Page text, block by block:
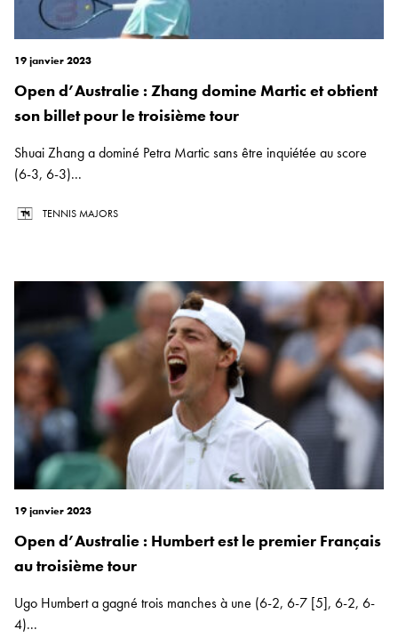
19 janvier 2023
Open d’Australie : Zhang domine Martic et obtient
son billet pour le troisième tour
Shuai Zhang a dominé Petra Martic sans être inquiétée au score
(6-3, 6-3)...
TENNIS MAJORS
19 janvier 2023
Open d’Australie : Humbert est le premier Français
au troisième tour
Ugo Humbert a gagné trois manches à une (6-2, 6-7 [5], 6-2, 6-
4)...